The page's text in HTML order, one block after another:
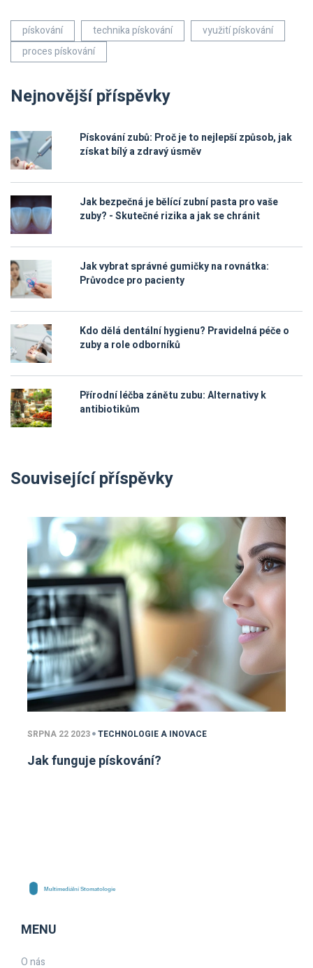
pískování technika pískování
využití pískování
proces pískování
Nejnovější příspěvky
Pískování zubů: Proč je to nejlepší způsob, jak
získat bílý a zdravý úsměv
Jak bezpečná je bělící zubní pasta pro vaše
zuby? - Skutečné rizika a jak se chránit
Jak vybrat správné gumičky na rovnátka:
Průvodce pro pacienty
Kdo dělá dentální hygienu? Pravidelná péče o
zuby a role odborníků
Přírodní léčba zánětu zubu: Alternativy k
antibiotikům
Související příspěvky
SRPNA 22 2023 TECHNOLOGIE A INOVACE
Jak funguje pískování?
MENU
O nás